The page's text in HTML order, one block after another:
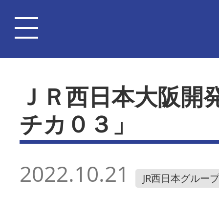
ＪＲ西日本大阪
チカ０３」
2022.10.21 JR西日本グループ